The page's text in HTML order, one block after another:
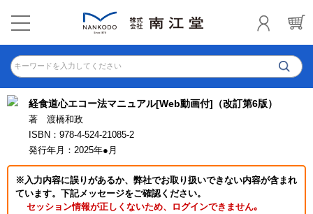
キーワードを入力してください
経食道心エコー法マニュアル[Web動画付]（改訂第6版）
著 渡橋和政
ISBN：978-4-524-21085-2
発行年月：2025年●月
※入力内容に誤りがあるか、弊社でお取り扱いできない内容が含まれ
ています。下記メッセージをご確認ください。
セッション情報が正しくないため、ログインできません｡